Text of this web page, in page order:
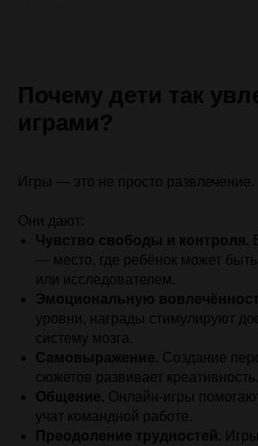
Почему дети так
играми?
Игры — это не просто развлечение.
Они дают:
Чувство свободы и контроля.
— место, где ребёнок может
или исследователем.
Эмоциональную
уровни, награды стимулируют
систему мозга.
Самовыражение. Создание
сюжетов развивает креативность.
Общение. Онлайн-игры
учат командной работе.
Преодоление трудностей.